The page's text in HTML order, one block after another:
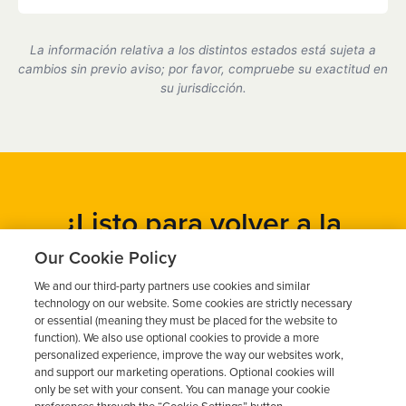
de encendido certificado por el estado de California
y cumplimos plenamente con todos los requisitos
La información relativa a los distintos estados está sujeta a
cambios sin previo aviso; por favor, compruebe su exactitud en
su jurisdicción.
¿Listo para volver a la
carretera?
Obtén un presupuesto gratuito en cuestión de minutos y
programa tu instalación hoy mismo.
Solicita un presupuesto gratuito
Our Cookie Policy
We and our third-party partners use cookies and similar
technology on our website. Some cookies are strictly necessary
or essential (meaning they must be placed for the website to
function). We also use optional cookies to provide a more
personalized experience, improve the way our websites work,
and support our marketing operations. Optional cookies will
only be set with your consent. You can manage your cookie